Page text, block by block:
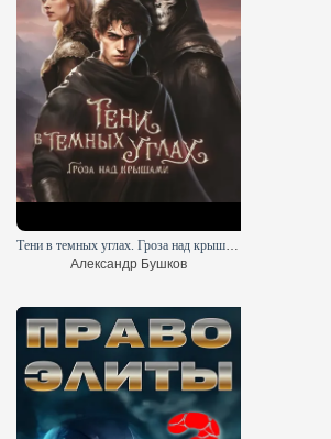
Тени в темных углах. Гроза над крышами
Александр Бушков